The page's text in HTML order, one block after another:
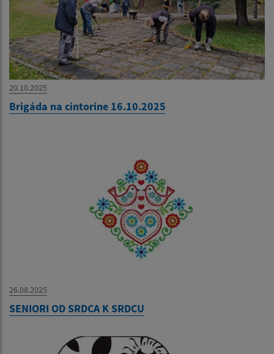
20.10.2025
Brigáda na cintoríne 16.10.2025
26.08.2025
SENIORI OD SRDCA K SRDCU